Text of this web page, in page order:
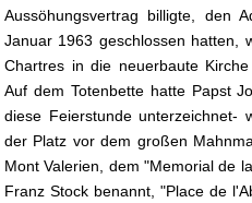
Aussöhungsvertrag billigte, den
Januar 1963 geschlossen hatten,
Chartres in die neuerbaute
Auf dem Totenbette hatte Papst
diese Feierstunde unterzeichnet-
der Platz vor dem großen
Mont Valerien, dem "Memorial de
Franz Stock benannt, "Place de